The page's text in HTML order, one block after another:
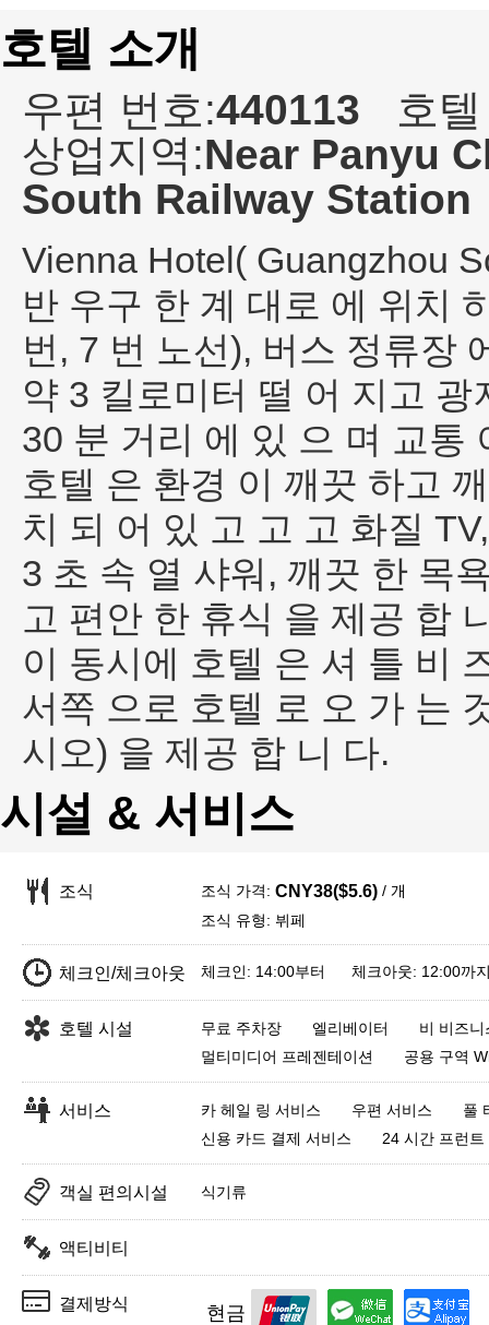
호텔 소개
우편 번호:440113
호
상업지역:Near Panyu
South Railway Station
Vienna Hotel( Guangzhou
반 우구 한 계 대로 에 위치
번, 7 번 노선), 버스 정류장
약 3 킬로미터 떨 어 지고
30 분 거리 에 있 으 며 교통
호텔 은 환경 이 깨끗 하고
치 되 어 있 고 고 고 화질
3 초 속 열 샤워, 깨끗 한 목
고 편안 한 휴식 을 제공 합
이 동시에 호텔 은 셔 틀 비
서쪽 으로 호텔 로 오 가 는
시오) 을 제공 합 니 다.
시설 & 서비스
조식 조식 가격: CNY38($5.6) / 개
조식 유형: 뷔페
체크인/체크아웃 체크인: 14:00부터 체크아웃: 12:00까
호텔 시설 무료 주차장 엘리베이터
비 비즈
멀티미디어 프레젠테이션
공용 구역
서비스 카 헤일 링 서비스 우편 서비스
풀
신용 카드 결제 서비스
24 시간 프런트
객실 편의시설 식기류
액티비티
결제방식 현금